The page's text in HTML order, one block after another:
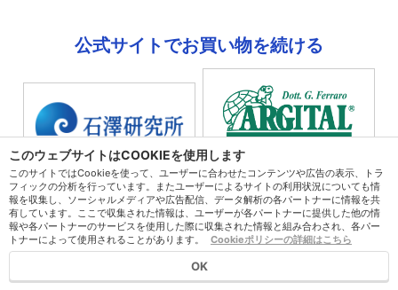
このウェブサイトはCOOKIEを使用します
このサイトではCookieを使って、ユーザーに合わせたコンテンツや広告の表示、トラ
フィックの分析を行っています。またユーザーによるサイトの利用状況についても情
報を収集し、ソーシャルメディアや広告配信、データ解析の各パートナーに情報を共
有しています。ここで収集された情報は、ユーザーが各パートナーに提供した他の情
報や各パートナーのサービスを使用した際に収集された情報と組み合わされ、各パー
トナーによって使用されることがあります。
Cookieポリシーの詳細はこちら
OK
公式サイトでお買い物を続ける
ページトップへ